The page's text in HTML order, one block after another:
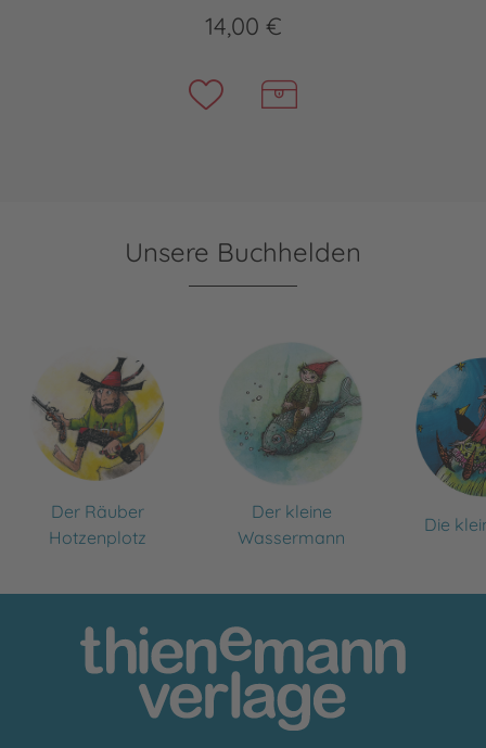
14,00 €
Unsere Buchhelden
Der Räuber
Hotzenplotz
Der kleine
Wassermann
Die